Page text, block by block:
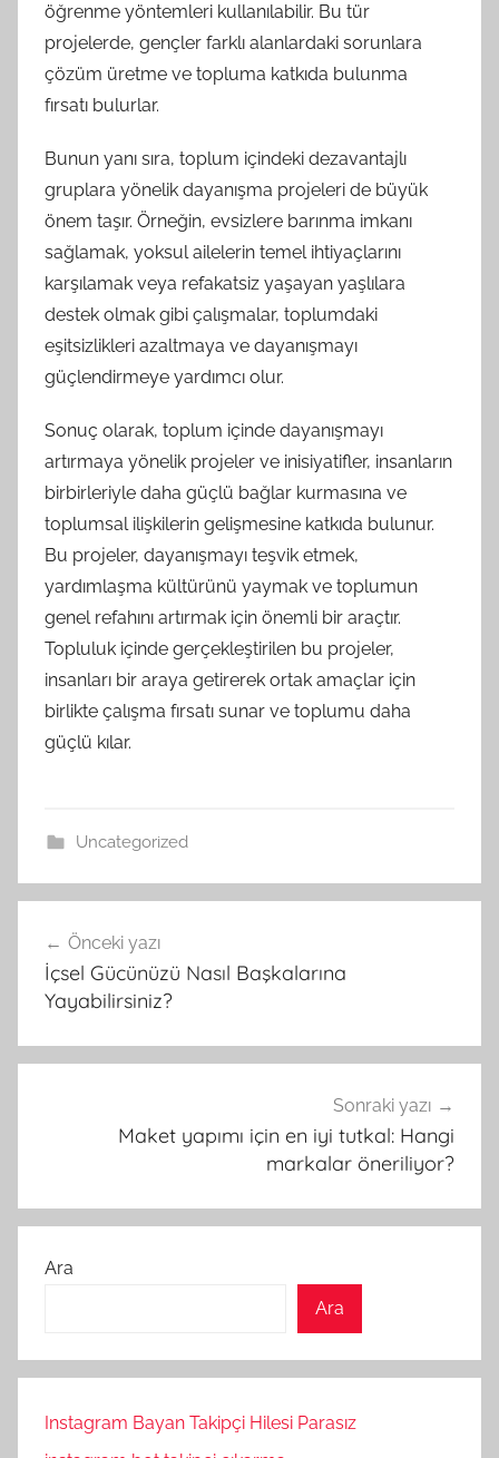
öğrenme yöntemleri kullanılabilir. Bu tür
projelerde, gençler farklı alanlardaki sorunlara
çözüm üretme ve topluma katkıda bulunma
fırsatı bulurlar.
Bunun yanı sıra, toplum içindeki dezavantajlı
gruplara yönelik dayanışma projeleri de büyük
önem taşır. Örneğin, evsizlere barınma imkanı
sağlamak, yoksul ailelerin temel ihtiyaçlarını
karşılamak veya refakatsiz yaşayan yaşlılara
destek olmak gibi çalışmalar, toplumdaki
eşitsizlikleri azaltmaya ve dayanışmayı
güçlendirmeye yardımcı olur.
Sonuç olarak, toplum içinde dayanışmayı
artırmaya yönelik projeler ve inisiyatifler, insanların
birbirleriyle daha güçlü bağlar kurmasına ve
toplumsal ilişkilerin gelişmesine katkıda bulunur.
Bu projeler, dayanışmayı teşvik etmek,
yardımlaşma kültürünü yaymak ve toplumun
genel refahını artırmak için önemli bir araçtır.
Topluluk içinde gerçekleştirilen bu projeler,
insanları bir araya getirerek ortak amaçlar için
birlikte çalışma fırsatı sunar ve toplumu daha
güçlü kılar.
Uncategorized
gezinmesi
Önceki yazı
İçsel Gücünüzü Nasıl Başkalarına
Yayabilirsiniz?
Sonraki yazı
Maket yapımı için en iyi tutkal: Hangi
markalar öneriliyor?
Ara
Ara
Instagram Bayan Takipçi Hilesi Parasız